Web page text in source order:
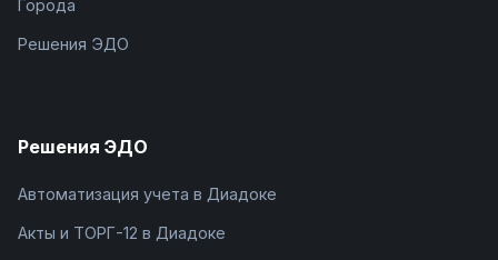
Города
Решения ЭДО
Решения ЭДО
Автоматизация учета в Диадоке
Акты и ТОРГ-12 в Диадоке